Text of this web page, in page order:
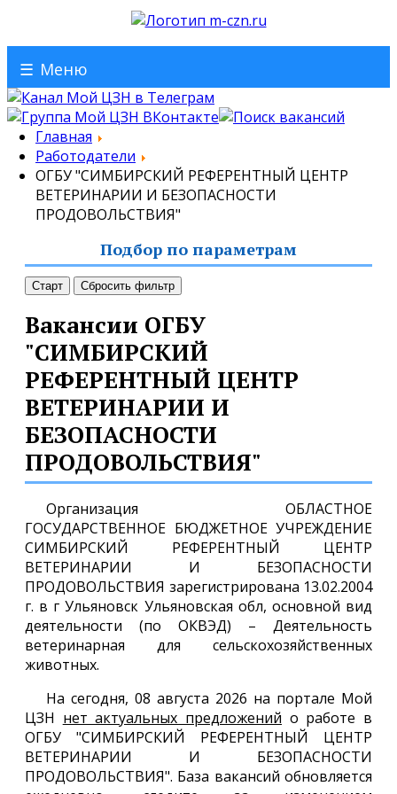
☰ Меню
Главная
Работодатели
ОГБУ "СИМБИРСКИЙ РЕФЕРЕНТНЫЙ ЦЕНТР
ВЕТЕРИНАРИИ И БЕЗОПАСНОСТИ
ПРОДОВОЛЬСТВИЯ"
Подбор по параметрам
Старт Сбросить фильтр
Вакансии ОГБУ
"СИМБИРСКИЙ
РЕФЕРЕНТНЫЙ ЦЕНТР
ВЕТЕРИНАРИИ И
БЕЗОПАСНОСТИ
ПРОДОВОЛЬСТВИЯ"
Организация ОБЛАСТНОЕ
ГОСУДАРСТВЕННОЕ БЮДЖЕТНОЕ УЧРЕЖДЕНИЕ
СИМБИРСКИЙ РЕФЕРЕНТНЫЙ ЦЕНТР
ВЕТЕРИНАРИИ И БЕЗОПАСНОСТИ
ПРОДОВОЛЬСТВИЯ зарегистрирована 13.02.2004
г. в г Ульяновск Ульяновская обл, основной вид
деятельности (по ОКВЭД) – Деятельность
ветеринарная для сельскохозяйственных
животных.
На сегодня, 08 августа 2026 на портале Мой
ЦЗН нет актуальных предложений о работе в
ОГБУ "СИМБИРСКИЙ РЕФЕРЕНТНЫЙ ЦЕНТР
ВЕТЕРИНАРИИ И БЕЗОПАСНОСТИ
ПРОДОВОЛЬСТВИЯ". База вакансий обновляется